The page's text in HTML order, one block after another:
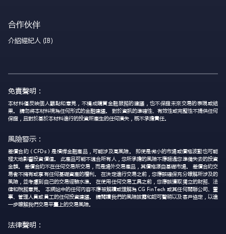
合作伙伴
介紹經紀人 (IB)
免責聲明：
本材料僅反映個人觀點和意見，不構成購買金融服務的建議，也不保證未來交易的表現或結
果。 請勿將本材料視為任何形式的金融建議。 對於資訊的準確性、有效性或完整性不提供任何
保證，且對於基於本材料進行的投資所產生的任何損失，概不承擔責任。
風險警示：
差價合約（CFDs）是槓桿金融產品，可能涉及高風險。 即使是微小的市場或價格波動也可能
極大地影響投資價值。 此產品可能不適合所有人，您所承擔的風險不應超過您準備失去的投資
金額。 差價合約不在任何交易所交易，而是場外交易產品，其價格源自基礎市場。 差價合約交
易者不擁有或享有任何基礎資產的權利。 在決定進行交易之前，您應該確保充分瞭解所涉及的
風險，並考慮到自己的交易經驗水準。 在使用任何交易工具之前，您應該獲取獨立的財務、法
律和稅務意見。 本網站中的任何內容不應被解讀或理解為 CG FinTech 或其任何關聯公司、董
事、管理人員或員工的任何投資建議。 請閱讀我們的風險披露和認可聲明以及客戶協定，以進
一步瞭解我們交易平臺上的交易風險。
法律聲明：